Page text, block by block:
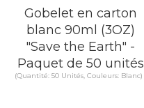
Gobelet en carton
blanc 90ml (3OZ)
"Save the Earth" -
Paquet de 50 unités
(Quantité: 50 Unités, Couleurs: Blanc)